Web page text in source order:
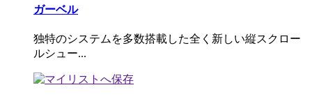
ガーベル
独特のシステムを多数搭載した全く新しい縦スクロー
ルシュー...